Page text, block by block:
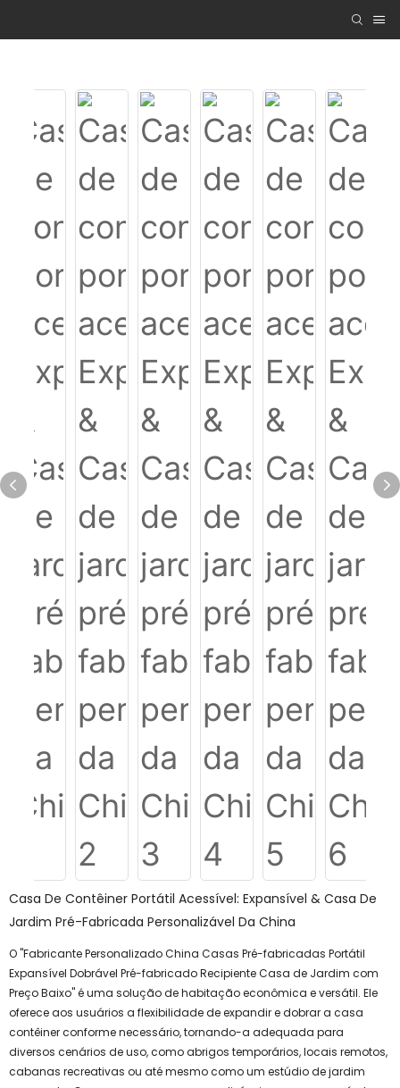
Casa De Contêiner Portátil Acessível: Expansível & Casa De
Jardim Pré-Fabricada Personalizável Da China
O "Fabricante Personalizado China Casas Pré-fabricadas Portátil
Expansível Dobrável Pré-fabricado Recipiente Casa de Jardim com
Preço Baixo" é uma solução de habitação econômica e versátil. Ele
oferece aos usuários a flexibilidade de expandir e dobrar a casa
contêiner conforme necessário, tornando-a adequada para
diversos cenários de uso, como abrigos temporários, locais remotos,
cabanas recreativas ou até mesmo como um estúdio de jardim